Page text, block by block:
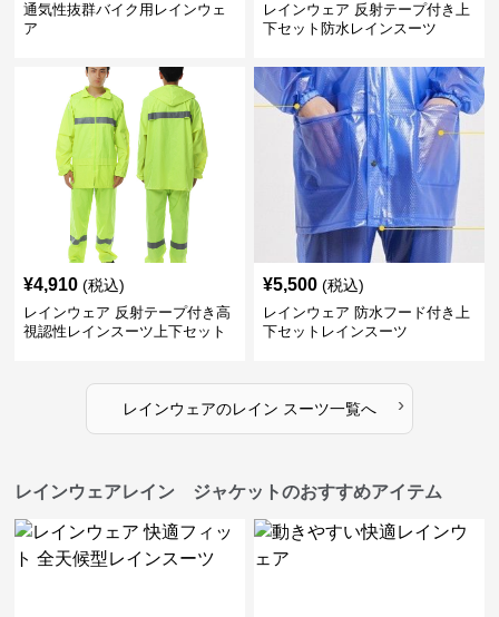
通気性抜群バイク用レインウェ
ア
レインウェア 反射テープ付き上
下セット防水レインスーツ
¥4,910 (税込)
レインウェア 反射テープ付き高
視認性レインスーツ上下セット
¥5,500 (税込)
レインウェア 防水フード付き上
下セットレインスーツ
レインウェアのレイン スーツ一覧へ ›
レインウェアレイン ジャケットのおすすめアイテム